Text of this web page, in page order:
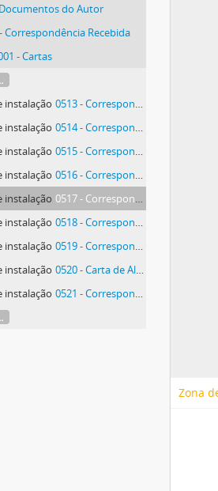
do Autor
Correspondência Recebida
- Cartas
instalação 0513 - Correspondência de Maria Rita Andrea de Figueiredo Rodrigues Seixas
instalação 0514 - Correspondência de Maria Rita Andrea de Figueiredo Rodrigues Seixas
instalação 0515 - Correspondência de Maria Rita Andrea de Figueiredo Rodrigues Seixas e Lutero Sousa do Cruzeiro Seixas
instalação 0516 - Correspondência de Maria Rita Andrea de Figueiredo Rodrigues Seixas
instalação 0517 - Correspondência de Maria Rita Andrea de Figueiredo Rodrigues Seixas
instalação 0518 - Correspondência de Maria Rita Andrea de Figueiredo Rodrigues Seixas
instalação 0519 - Correspondência de Hein Semke
instalação 0520 - Carta de Alberto Rodrigues da Silva
instalação 0521 - Correspondência de José Correia da Silva
Zona